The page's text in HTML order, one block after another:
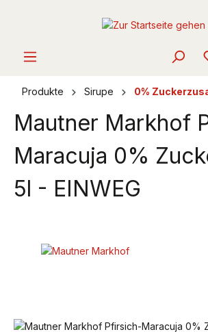
Produkte Sirupe 0%
Mautner Markhof
Maracuja 0%
5l - EINWEG
Bildergalerie überspringen